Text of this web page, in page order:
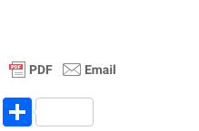
R S